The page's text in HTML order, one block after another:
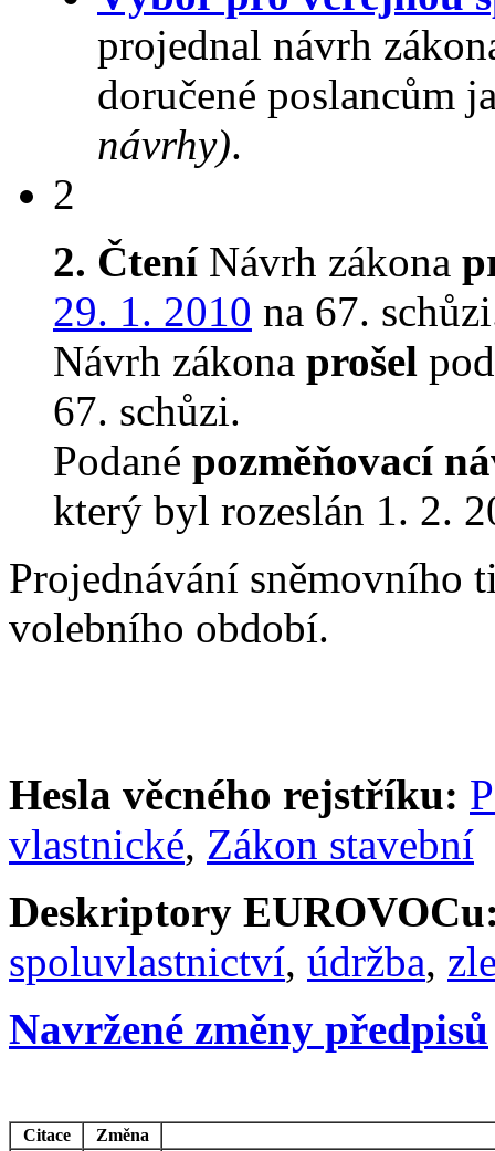
projednal návrh
doručené poslancům
návrhy).
2
2. ČteníNávrh zákona
29. 1. 2010 na 67.
Návrh zákona prošel
67. schůzi.
Podané pozměňovací
který byl rozeslán 1. 2.
Projednávání sněmovního
volebního období.
Hesla věcného rejstříku:
vlastnické, Zákon stavební
Deskriptory
spoluvlastnictví, údržba,
Navržené změny předpisů
Citace
Změna